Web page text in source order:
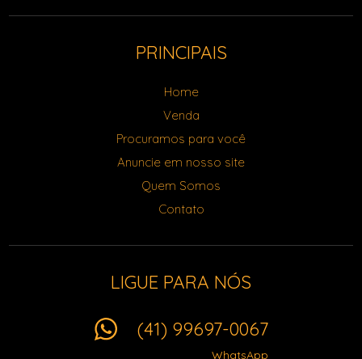
PRINCIPAIS
Home
Venda
Procuramos para você
Anuncie em nosso site
Quem Somos
Contato
LIGUE PARA NÓS
(41) 99697-0067
WhatsApp